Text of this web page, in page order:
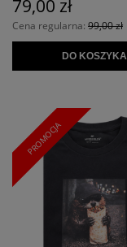
79,00 zł
Cena regularna: 99,00 zł
DO KOSZYKA
PROMOCJA